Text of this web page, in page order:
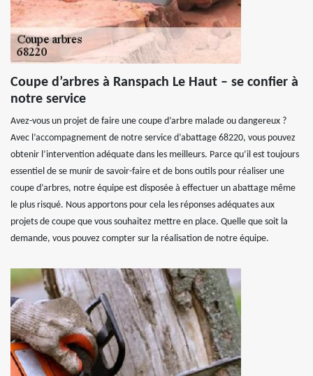
Coupe d’arbres à Ranspach Le Haut – se confier à
notre service
Avez-vous un projet de faire une coupe d’arbre malade ou dangereux ?
Avec l’accompagnement de notre service d’abattage 68220, vous pouvez
obtenir l’intervention adéquate dans les meilleurs. Parce qu’il est toujours
essentiel de se munir de savoir-faire et de bons outils pour réaliser une
coupe d’arbres, notre équipe est disposée à effectuer un abattage même
le plus risqué. Nous apportons pour cela les réponses adéquates aux
projets de coupe que vous souhaitez mettre en place. Quelle que soit la
demande, vous pouvez compter sur la réalisation de notre équipe.